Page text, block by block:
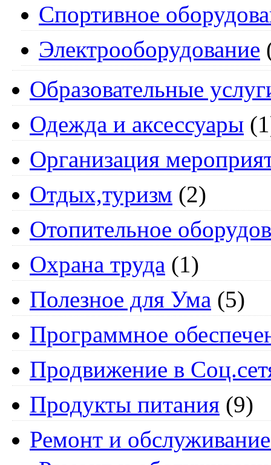
Спортивное
Электрооборудование
Образовательные
Одежда и аксессуары
Организация
Отдых,туризм (2)
Отопительное
Охрана труда (1)
Полезное для Ума (5)
Программное
Продвижение в
Продукты питания (9)
Ремонт и